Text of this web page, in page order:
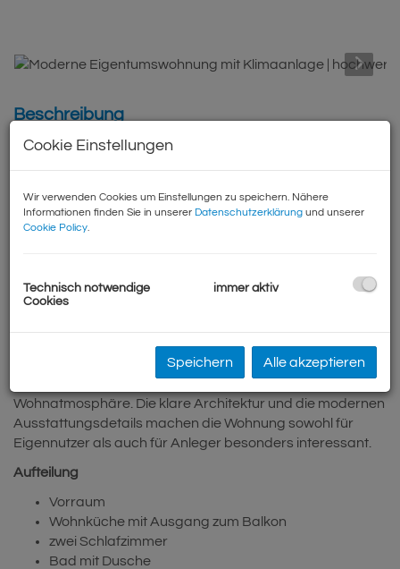
Beschreibung
In der Fleischmanngasse 6, mitten im beliebten
sich diese attraktive Eigentumswohnung in einem
modernen Neubau aus dem Jahr 2020. Das hochwertige
Wohnhaus umfasst insgesamt 34 Eigentumswohnungen
innerstädtischen Lagen Wiens.
Raumaufteilung, ein helles Wohnambiente und eine
wertige Ausstattung. Große Fensterflächen sorgen für
Wohnatmosphäre. Die klare Architektur und die modernen
Ausstattungsdetails machen die Wohnung sowohl für
Eigennutzer als auch für Anleger besonders interessant.
Aufteilung
Vorraum
Wohnküche mit Ausgang zum Balkon
zwei Schlafzimmer
Bad mit Dusche
Cookie Einstellungen
Wir verwenden Cookies um Einstellungen zu speichern. Nähere
Informationen finden Sie in unserer Datenschutzerklärung und unserer
Cookie Policy.
Technisch notwendige
Cookies
immer aktiv
Speichern Alle akzeptieren